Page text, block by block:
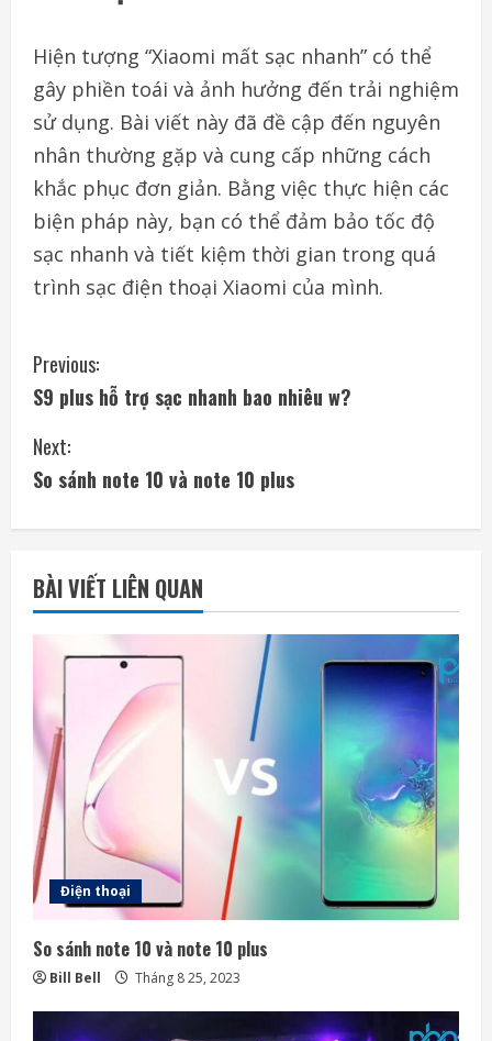
Hiện tượng “Xiaomi mất sạc nhanh” có thể
gây phiền toái và ảnh hưởng đến trải nghiệm
sử dụng. Bài viết này đã đề cập đến nguyên
nhân thường gặp và cung cấp những cách
khắc phục đơn giản. Bằng việc thực hiện các
biện pháp này, bạn có thể đảm bảo tốc độ
sạc nhanh và tiết kiệm thời gian trong quá
trình sạc điện thoại Xiaomi của mình.
C
o
n
n
u
e
R
e
a
d
i
n
g
Previous:
S9 plus hỗ trợ sạc nhanh bao nhiêu w?
Next:
So sánh note 10 và note 10 plus
BÀI VIẾT LIÊN QUAN
Điện thoại
So sánh note 10 và note 10 plus
Bill Bell Tháng 8 25, 2023